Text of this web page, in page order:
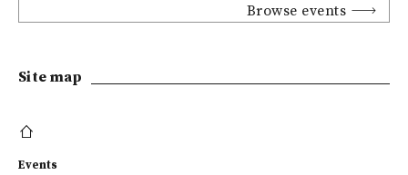
Browse events
Site map
Events